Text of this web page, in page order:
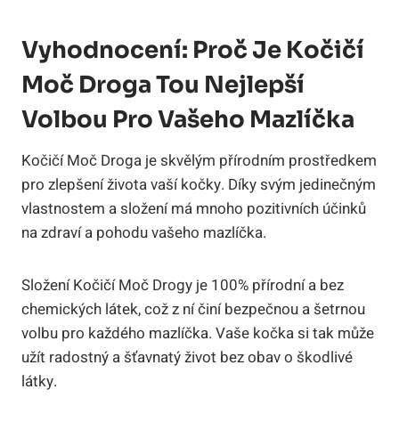
Vyhodnocení: Proč Je Kočičí
⁢Moč Droga Tou⁤ Nejlepší
Volbou ‌pro Vašeho Mazlíčka
Kočičí Moč ​Droga je skvělým přírodním‍ prostředkem‍
pro‍ zlepšení‍ života vaší kočky. ⁤Díky svým jedinečným
vlastnostem a‌ složení má mnoho pozitivních účinků‍
na zdraví‍ a ⁢pohodu⁢ vašeho mazlíčka.
Složení Kočičí Moč Drogy ‍je 100% přírodní ⁣a bez
chemických‍ látek, což z ní činí bezpečnou‌ a ​šetrnou‍
volbu ⁣pro‍ každého mazlíčka. Vaše kočka ‍si tak může
užít radostný⁣ a ​šťavnatý život bez obav o⁤ škodlivé
látky.